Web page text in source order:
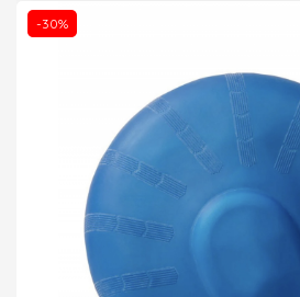
-30%